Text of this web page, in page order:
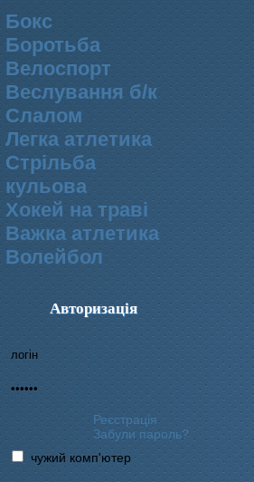
Бокс
Боротьба
Велоспорт
Веслування б/к
Cлалом
Легка атлетика
Стрільба
кульова
Хокей на траві
Важка атлетика
Волейбол
Авторизація
Реєстрація
Забули пароль?
чужий комп'ютер